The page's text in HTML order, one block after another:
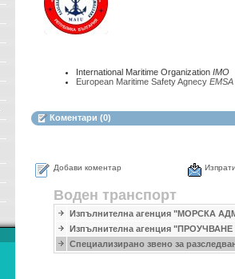
International Maritime Organization IMO
European Maritime Safety Agnecy EMSA
Коментари (0)
Добави коментар
Воден транспорт
Изпълнителна агенция "МОРСКА
Изпълнителна агенция
Специализирано звено за